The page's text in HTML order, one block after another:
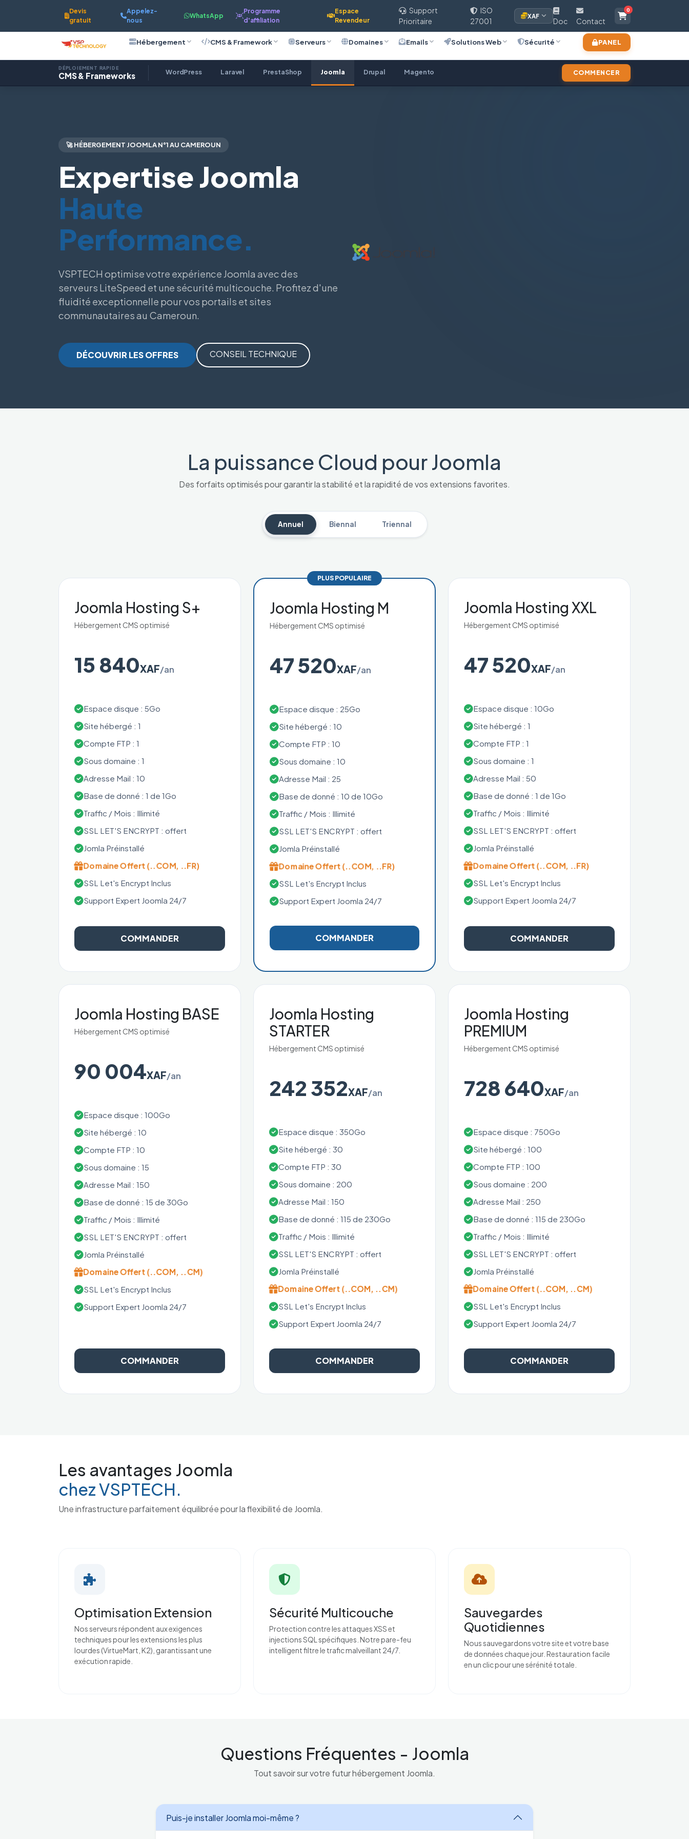
Devis
gratuit
Appelez-
nous
WhatsApp
Programme
d'affiliation
Espace
Revendeur
Support
Prioritaire
ISO
27001
XAF
Doc Contact
0
Hébergement CMS & Framework Serveurs Domaines Emails Solutions Web Sécurité PANEL
DÉPLOIEMENT RAPIDE
CMS & Frameworks WordPress Laravel PrestaShop Joomla Drupal Magento COMMENCER
🚀 HÉBERGEMENT JOOMLA N°1 AU CAMEROUN
Expertise Joomla
Haute
Performance.
VSPTECH optimise votre expérience Joomla avec des
serveurs LiteSpeed et une sécurité multicouche. Profitez d'une
fluidité exceptionnelle pour vos portails et sites
communautaires au Cameroun.
DÉCOUVRIR LES OFFRES CONSEIL TECHNIQUE
La puissance Cloud pour Joomla
Des forfaits optimisés pour garantir la stabilité et la rapidité de vos extensions favorites.
Annuel Biennal Triennal
Joomla Hosting S+
Hébergement CMS optimisé
15 840XAF/an
Espace disque : 5Go
Site hébergé : 1
Compte FTP : 1
Sous domaine : 1
Adresse Mail : 10
Base de donné : 1 de 1Go
Traffic / Mois : Illimité
SSL LET'S ENCRYPT : offert
Jomla Préinstallé
Domaine Offert (..COM, ..FR)
SSL Let's Encrypt Inclus
Support Expert Joomla 24/7
COMMANDER
PLUS POPULAIRE
Joomla Hosting M
Hébergement CMS optimisé
47 520XAF/an
Espace disque : 25Go
Site hébergé : 10
Compte FTP : 10
Sous domaine : 10
Adresse Mail : 25
Base de donné : 10 de 10Go
Traffic / Mois : Illimité
SSL LET'S ENCRYPT : offert
Jomla Préinstallé
Domaine Offert (..COM, ..FR)
SSL Let's Encrypt Inclus
Support Expert Joomla 24/7
COMMANDER
Joomla Hosting XXL
Hébergement CMS optimisé
47 520XAF/an
Espace disque : 10Go
Site hébergé : 1
Compte FTP : 1
Sous domaine : 1
Adresse Mail : 50
Base de donné : 1 de 1Go
Traffic / Mois : Illimité
SSL LET'S ENCRYPT : offert
Jomla Préinstallé
Domaine Offert (..COM, ..FR)
SSL Let's Encrypt Inclus
Support Expert Joomla 24/7
COMMANDER
Joomla Hosting BASE
Hébergement CMS optimisé
90 004XAF/an
Espace disque : 100Go
Site hébergé : 10
Compte FTP : 10
Sous domaine : 15
Adresse Mail : 150
Base de donné : 15 de 30Go
Traffic / Mois : Illimité
SSL LET'S ENCRYPT : offert
Jomla Préinstallé
Domaine Offert (..COM, ..CM)
SSL Let's Encrypt Inclus
Support Expert Joomla 24/7
COMMANDER
Joomla Hosting
STARTER
Hébergement CMS optimisé
242 352XAF/an
Espace disque : 350Go
Site hébergé : 30
Compte FTP : 30
Sous domaine : 200
Adresse Mail : 150
Base de donné : 115 de 230Go
Traffic / Mois : Illimité
SSL LET'S ENCRYPT : offert
Jomla Préinstallé
Domaine Offert (..COM, ..CM)
SSL Let's Encrypt Inclus
Support Expert Joomla 24/7
COMMANDER
Joomla Hosting
PREMIUM
Hébergement CMS optimisé
728 640XAF/an
Espace disque : 750Go
Site hébergé : 100
Compte FTP : 100
Sous domaine : 200
Adresse Mail : 250
Base de donné : 115 de 230Go
Traffic / Mois : Illimité
SSL LET'S ENCRYPT : offert
Jomla Préinstallé
Domaine Offert (..COM, ..CM)
SSL Let's Encrypt Inclus
Support Expert Joomla 24/7
COMMANDER
Les avantages Joomla
chez VSPTECH.
Une infrastructure parfaitement équilibrée pour la flexibilité de Joomla.
Optimisation Extension
Nos serveurs répondent aux exigences
techniques pour les extensions les plus
lourdes (VirtueMart, K2), garantissant une
exécution rapide.
Sécurité Multicouche
Protection contre les attaques XSS et
injections SQL spécifiques. Notre pare-feu
intelligent filtre le trafic malveillant 24/7.
Sauvegardes
Quotidiennes
Nous sauvegardons votre site et votre base
de données chaque jour. Restauration facile
en un clic pour une sérénité totale.
Questions Fréquentes - Joomla
Tout savoir sur votre futur hébergement Joomla.
Puis-je installer Joomla moi-même ?